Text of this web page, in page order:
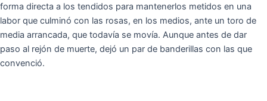
forma directa a los tendidos para mantenerlos metidos en una
labor que culminó con las rosas, en los medios, ante un toro de
media arrancada, que todavía se movía. Aunque antes de dar
paso al rejón de muerte, dejó un par de banderillas con las que
convenció.